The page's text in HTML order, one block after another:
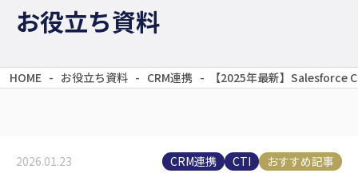
お役立ち資料
HOME - お役立ち資料 - CRM連携 - 【2025年最新】Salesforce
2026.01.23 CRM連携 CTI おすすめ記事